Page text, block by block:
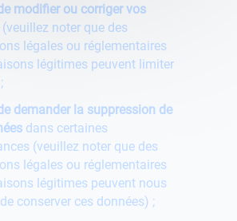
modifier ou corriger vos
(veuillez noter que des
légales ou réglementaires
légitimes peuvent limiter
demander la suppression de
dans certaines
(veuillez noter que des
légales ou réglementaires
légitimes peuvent nous
conserver ces données) ;